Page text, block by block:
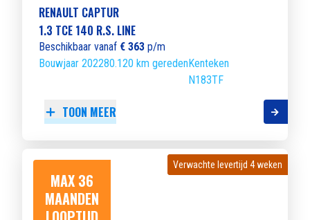
RENAULT CAPTUR
1.3 TCE 140 R.S. LINE
Beschikbaar vanaf € 363 p/m
Bouwjaar 202280.120 km geredenKenteken
N183TF
TOON MEER
MAX 36
MAANDEN
Verwachte levertijd 4 weken
Verwachte levertijd 4 weken